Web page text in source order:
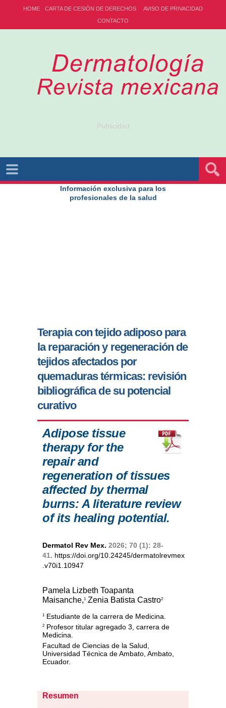
HOME CARTA DE CESIÓN DE DERECHOS
AVISO DE PRIVACIDAD
CONTACTO
Publicidad
Información exclusiva para los
profesionales de la salud
Terapia con tejido adiposo para
la reparación y regeneración de
tejidos afectados por
quemaduras térmicas: revisión
bibliográfica de su potencial
curativo
Adipose tissue
therapy for the
repair and
regeneration of tissues
affected by thermal
burns: A literature review
of its healing potential.
Dermatol Rev Mex. 2026; 70 (1): 28-
41. https://doi.org/10.24245/dermatolrevmex
.v70i1.10947
Pamela Lizbeth Toapanta
Maisanche,1 Zenia Batista Castro2
1 Estudiante de la carrera de Medicina.
2 Profesor titular agregado 3, carrera de
Medicina.
Facultad de Ciencias de la Salud,
Universidad Técnica de Ambato, Ambato,
Ecuador.
Resumen